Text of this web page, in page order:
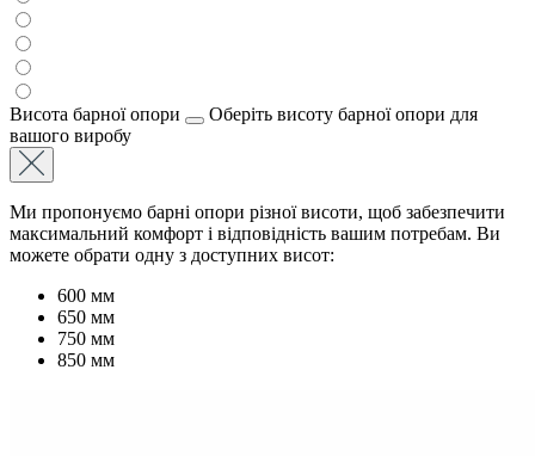
Висота барної опори
Оберіть висоту барної опори для
вашого виробу
Ми пропонуємо барні опори різної висоти, щоб забезпечити
максимальний комфорт і відповідність вашим потребам. Ви
можете обрати одну з доступних висот:
600 мм
650 мм
750 мм
850 мм